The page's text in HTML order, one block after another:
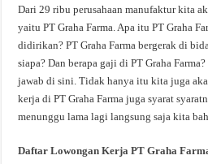
Dari 29 ribu perusahaan manufaktur kita
yaitu PT Graha Farma. Apa itu PT Graha
didirikan? PT Graha Farma bergerak di
siapa? Dan berapa gaji di PT Graha
jawab di sini. Tidak hanya itu kita juga
kerja di PT Graha Farma juga syarat
menunggu lama lagi langsung saja kita
Daftar Lowongan Kerja PT Graha